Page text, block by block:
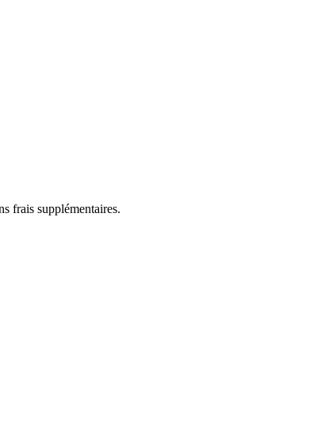
frais supplémentaires.